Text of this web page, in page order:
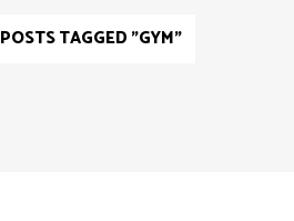
POSTS TAGGED "GYM"